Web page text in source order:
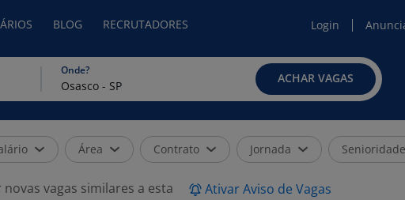
BLOG RECRUTADORES Login
Onde?
ACHAR VAGAS
Área Contrato Jornada Senioridade
vagas similares a esta Ativar Aviso de Vagas